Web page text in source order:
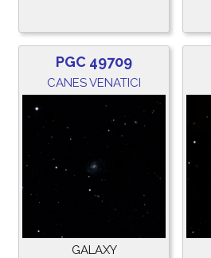
PGC 49709
CANES VENATICI
GALAXY